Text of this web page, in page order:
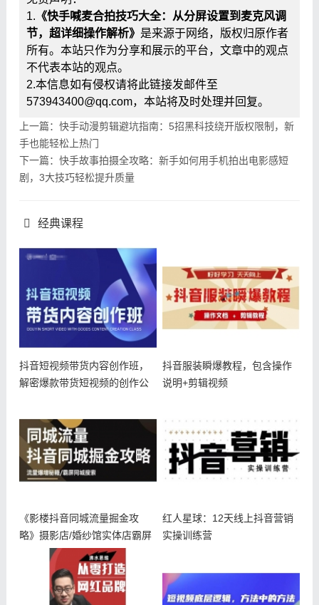
1. 《快手喊麦合拍技巧大全：从分屏设置到麦克风调
节，超详细操作解析》 是来源于网络，版权归原作者
所有。本站只作为分享和展示的平台，文章中的观点
不代表本站的观点。
2.本信息如有侵权请将此链接发邮件至
573943400@qq.com，本站将及时处理并回复。
上一篇：快手动漫剪辑避坑指南：5招黑科技绕开版权限制，新
手也能轻松上热门
下一篇：快手故事拍摄全攻略：新手如何用手机拍出电影感短
剧，3大技巧轻松提升质量
经典课程
抖音短视频带货内容创作班，
解密爆款带货短视频的创作公
抖音服装瞬爆教程，包含操作
说明+剪辑视频
《影楼抖音同城流量掘金攻
略》摄影店/婚纱馆实体店霸屏
抖音同城
红人星球：12天线上抖音营销
实操训练营